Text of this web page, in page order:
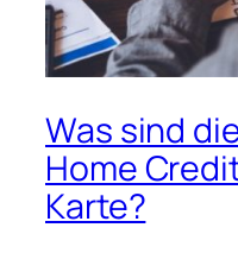
Was sind
Home
Karte?